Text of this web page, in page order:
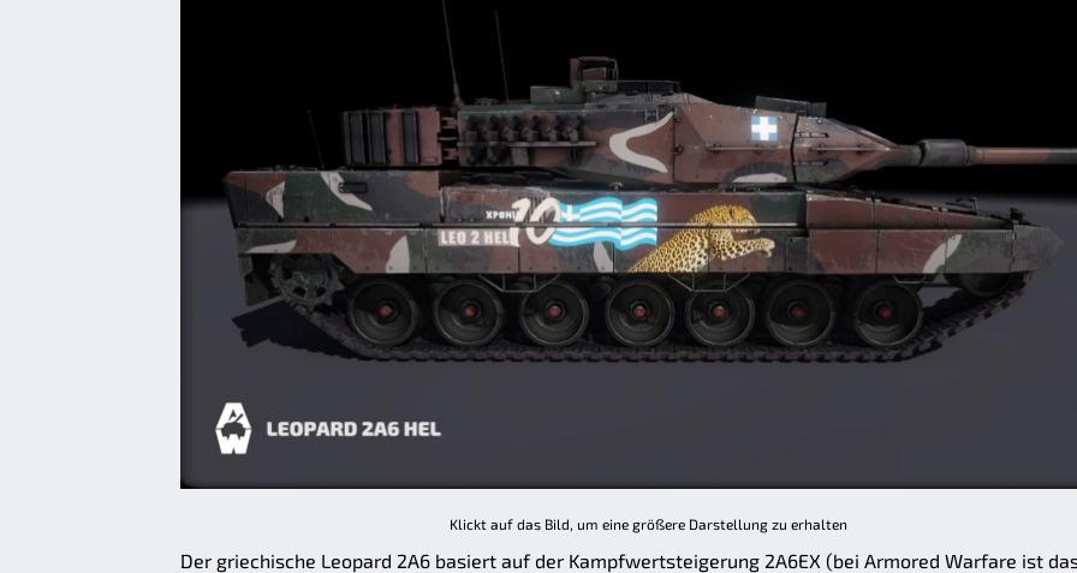
Klickt auf das Bild, um eine größere Darstellung zu erhalten
Der griechische Leopard 2A6 basiert auf der Kampfwertsteigerung 2A6EX (bei Armored Warfare ist